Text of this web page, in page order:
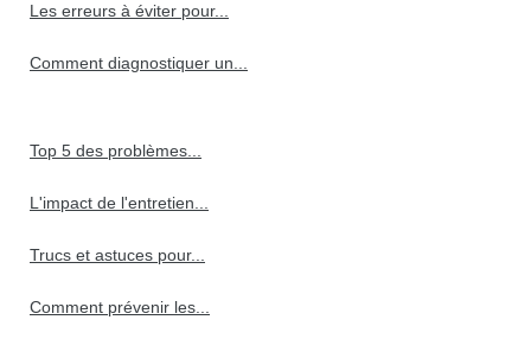
Les erreurs à éviter pour...
Comment diagnostiquer un...
Top 5 des problèmes...
L'impact de l'entretien...
Trucs et astuces pour...
Comment prévenir les...